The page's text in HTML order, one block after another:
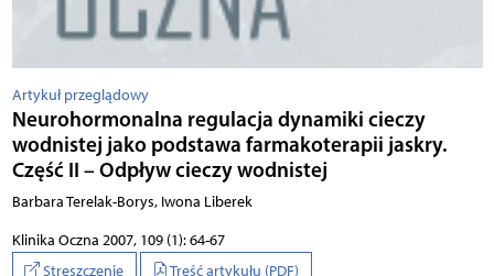
Artykuł przeglądowy
Neurohormonalna regulacja dynamiki cieczy
wodnistej jako podstawa farmakoterapii jaskry.
Część II – Odpływ cieczy wodnistej
Barbara Terelak-Borys, Iwona Liberek
Klinika Oczna 2007, 109 (1): 64-67
Streszczenie
Treść artykułu (PDF)